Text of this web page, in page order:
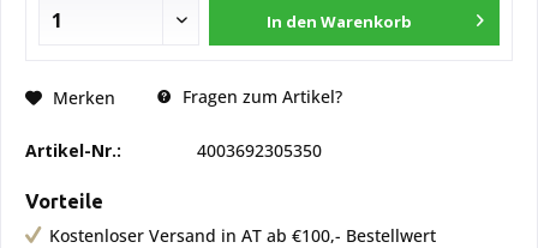
In den Warenkorb
Merken Fragen zum Artikel?
Artikel-Nr.: 4003692305350
Vorteile
Kostenloser Versand in AT ab €100,- Bestellwert